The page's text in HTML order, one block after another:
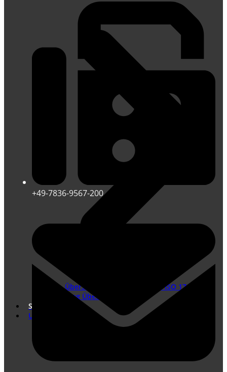
Übersetzungen nach DIN EN ISO 17100
Marketing Übersetzungen
Shop
Unternehmen
+49-7836-9567-200